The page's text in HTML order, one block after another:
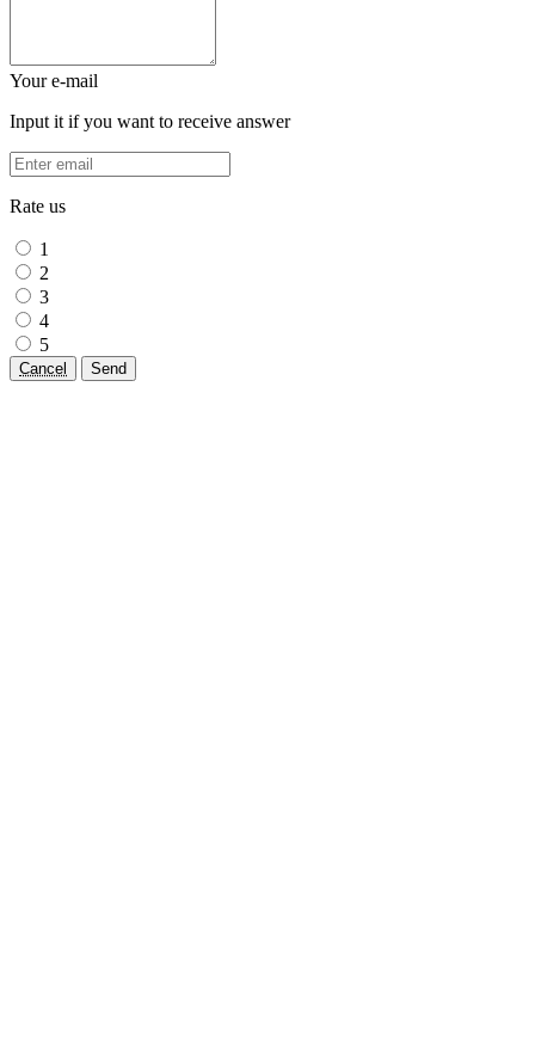
Your e-mail
Input it if you want to receive answer
Rate us
1
2
3
4
5
Cancel Send